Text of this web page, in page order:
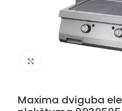
Maxima dviguba